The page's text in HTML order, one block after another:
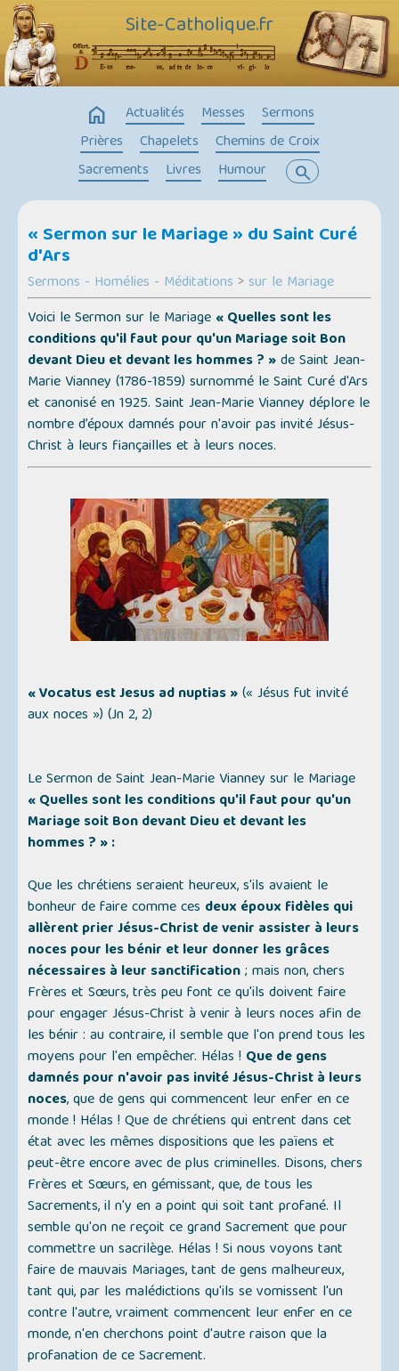
Site-Catholique.fr
home Actualités Messes
Sermons
Prières
Chapelets
Chemins de Croix
Sacrements
Livres Humour search
« Sermon sur le Mariage » du Saint Curé
d'Ars
Sermons - Homélies - Méditations >sur le Mariage
Voici le Sermon sur le Mariage « Quelles sont les
conditions qu'il faut pour qu'un Mariage soit Bon
devant Dieu et devant les hommes ? »de Saint Jean-
Marie Vianney (1786-1859) surnommé le Saint Curé d'Ars
et canonisé en 1925. Saint Jean-Marie Vianney déplore le
nombre d’époux damnés pour n'avoir pas invité Jésus-
Christ à leurs fiançailles et à leurs noces.
« Vocatus est Jesus ad nuptias »(« Jésus fut invité
aux noces »)(Jn 2, 2)
Le Sermon de Saint Jean-Marie Vianney sur le Mariage
« Quelles sont les conditions qu'il faut pour qu'un
Mariage soit Bon devant Dieu et devant les
hommes ? » :
Que les chrétiens seraient heureux, s'ils avaient le
bonheur de faire comme ces deux époux fidèles qui
allèrent prier Jésus-Christ de venir assister à leurs
noces pour les bénir et leur donner les grâces
nécessaires à leur sanctification; mais non, chers
Frères et Sœurs, très peu font ce qu'ils doivent faire
pour engager Jésus-Christ à venir à leurs noces afin de
les bénir : au contraire, il semble que l'on prend tous les
moyens pour l'en empêcher. Hélas ! Que de gens
damnés pour n'avoir pas invité Jésus-Christ à leurs
noces, que de gens qui commencent leur enfer en ce
monde ! Hélas ! Que de chrétiens qui entrent dans cet
état avec les mêmes dispositions que les païens et
peut-être encore avec de plus criminelles. Disons, chers
Frères et Sœurs, en gémissant, que, de tous les
Sacrements, il n'y en a point qui soit tant profané. Il
semble qu'on ne reçoit ce grand Sacrement que pour
commettre un sacrilège. Hélas ! Si nous voyons tant
faire de mauvais Mariages, tant de gens malheureux,
tant qui, par les malédictions qu'ils se vomissent l'un
contre l'autre, vraiment commencent leur enfer en ce
monde, n'en cherchons point d'autre raison que la
profanation de ce Sacrement.